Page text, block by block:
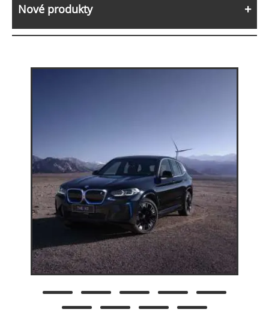
Nové produkty